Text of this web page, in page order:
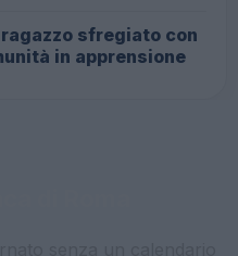
sfregiato con
in apprensione